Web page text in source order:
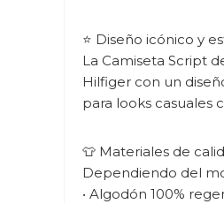
⭐ Diseño icónico y
La Camiseta Script
Hilfiger con un
para looks casuales
👕 Materiales de
Dependiendo del
• Algodón 100%